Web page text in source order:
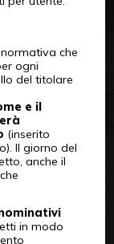
che
ogni
del titolare
e il
(inserito
Il giorno del
anche il
in modo